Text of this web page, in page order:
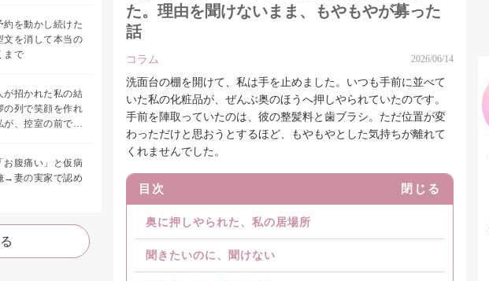
約を動かし続けた
文を消して本当の
まで
が招かれた私の結
列で笑顔を作れ
が、控室の前で彼
お腹痛い」と仮病
→妻の実家で認め
た。理由を聞けないまま、もやもやが募った
話
コラム 2026/06/14
洗面台の棚を開けて、私は手を止めました。いつも手前に並べて
いた私の化粧品が、ぜんぶ奥のほうへ押しやられていたのです。
手前を陣取っていたのは、彼の整髪料と歯ブラシ。ただ位置が変
わっただけと思おうとするほど、もやもやとした気持ちが離れて
くれませんでした。
目次 閉じる
奥に押しやられた、私の居場所
聞きたいのに、聞けない